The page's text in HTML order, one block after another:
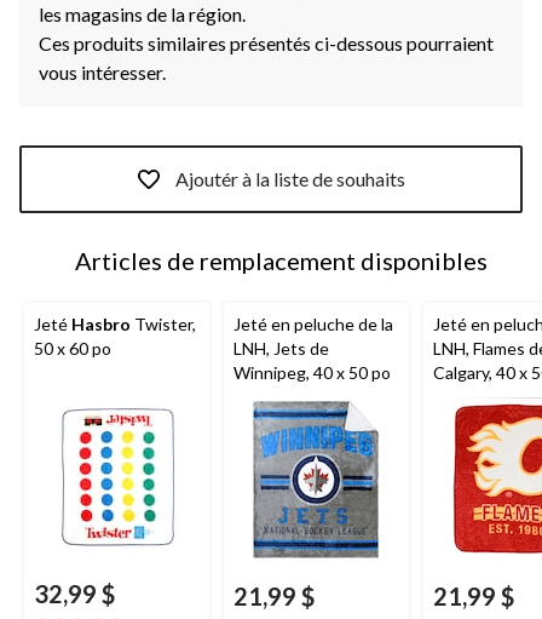
les magasins de la région.
Ces produits similaires présentés ci-dessous pourraient
vous intéresser.
Ajoutér à la liste de souhaits
Articles de remplacement disponibles
Jeté Hasbro Twister,
50 x 60 po
32,99 $
Jeté en peluche de la
LNH, Jets de
Winnipeg, 40 x 50 po
21,99 $
Jeté en
LNH, Flames
Calgary, 40 x
21,99 $